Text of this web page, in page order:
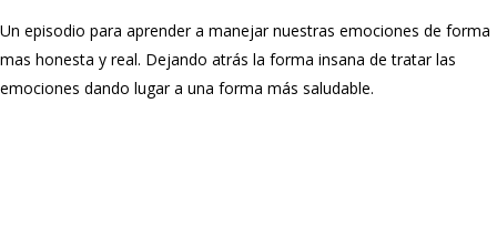
Un episodio para aprender a manejar nuestras emociones de forma
mas honesta y real. Dejando atrás la forma insana de tratar las
emociones dando lugar a una forma más saludable.